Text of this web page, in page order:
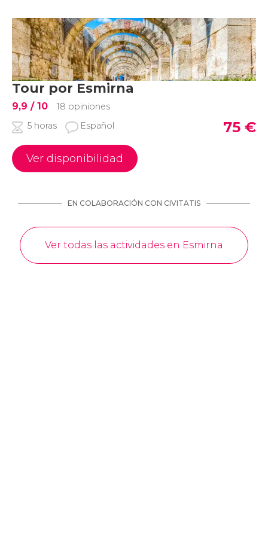
Tour por Esmirna
9,9 / 10
18 opiniones
5 horas
Español 75 €
Ver disponibilidad
EN COLABORACIÓN CON CIVITATIS
Ver todas las actividades en Esmirna